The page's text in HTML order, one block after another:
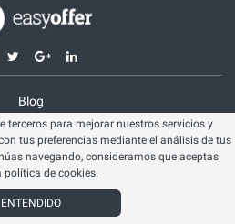
Blog
Opiniones
Aviso legal
cookies
los derechos reservados
terceros para mejorar nuestros servicios y
tus preferencias mediante el análisis de tus
navegando, consideramos que aceptas
política de cookies.
ENTENDIDO